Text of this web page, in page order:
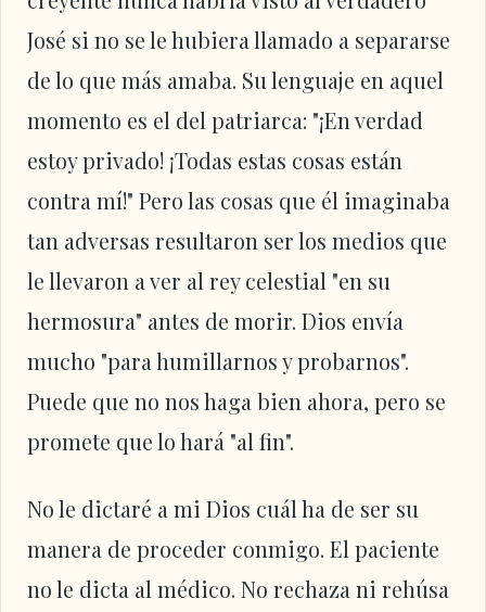
José si no se le hubiera llamado a separarse
de lo que más amaba. Su lenguaje en aquel
momento es el del patriarca: "¡En verdad
estoy privado! ¡Todas estas cosas están
contra mí!" Pero las cosas que él imaginaba
tan adversas resultaron ser los medios que
le llevaron a ver al rey celestial "en su
hermosura" antes de morir. Dios envía
mucho "para humillarnos y probarnos".
Puede que no nos haga bien ahora, pero se
promete que lo hará "al fin".
No le dictaré a mi Dios cuál ha de ser su
manera de proceder conmigo. El paciente
no le dicta al médico. No rechaza ni rehúsa